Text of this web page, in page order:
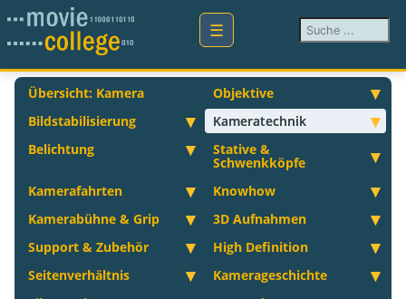
Suchen ...
Übersicht: Kamera
Objektive
Bildstabilisierung
Kameratechnik
Belichtung
Stative &
Schwenkköpfe
Kamerafahrten
Knowhow
Kamerabühne & Grip
3D Aufnahmen
Support & Zubehör
High Definition
Seitenverhältnis
Kamerageschichte